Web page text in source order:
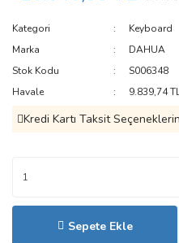
Kategori
Keyboard
Marka
DAHUA
Stok Kodu
S006348
Havale
9.839,74
Kredi Kartı Taksit
Sepete Ekle